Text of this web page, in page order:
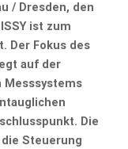
/ Dresden, den
ist zum
Der Fokus des
auf der
Die
Steuerung